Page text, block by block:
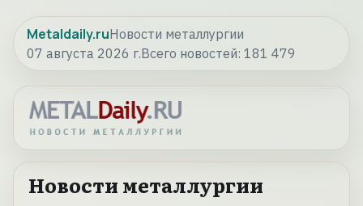
Metaldaily.ruНовости металлургии
07 августа 2026 г.Всего новостей: 181 479
Новости металлургии